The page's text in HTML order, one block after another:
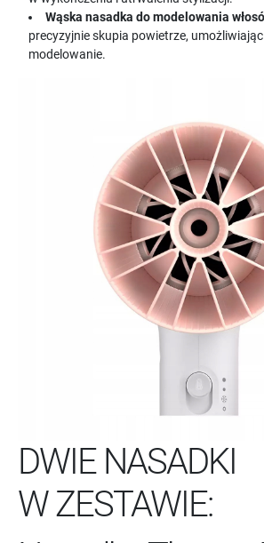
Wąska nasadka do modelowania
precyzyjnie skupia powietrze,
modelowanie.
DWIE NASADKI
W ZESTAWIE: